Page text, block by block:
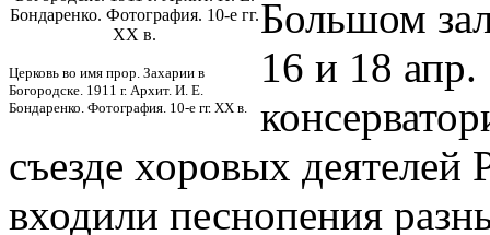
Бондаренко. Фотография. 10-е гг.
XX в.
Церковь во имя прор. Захарии в
Богородске. 1911 г. Архит. И. Е.
Бондаренко. Фотография. 10-е гг. XX в.
Большом
16 и 18
съезде хоровых деятелей
входили песнопения